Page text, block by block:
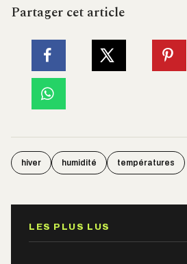
Partager cet article
hiver humidité températures
LES PLUS LUS